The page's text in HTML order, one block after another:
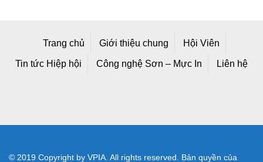
Trang chủ Giới thiệu chung Hội Viên
Tin tức Hiệp hội Công nghệ Sơn – Mực In Liên hệ
© 2019 Copyright by VPIA. All rights reserved. Bản quyền của